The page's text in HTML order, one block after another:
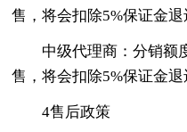
售，将会扣除5%保证金
中级代理商：分销额
售，将会扣除5%保证金
4售后政策